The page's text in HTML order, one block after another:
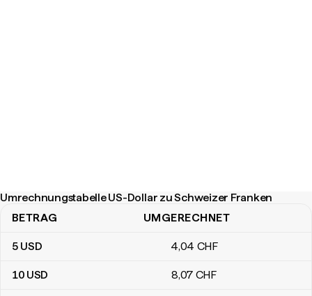
Umrechnungstabelle US-Dollar zu Schweizer Franken
Umrechnungstabelle US-Dollar zu Schweizer Franken
BETRAG UMGERECHNET
5 USD 4,04 CHF
10 USD 8,07 CHF